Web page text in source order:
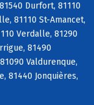
Durfort, 81110
81110 St-Amancet,
Verdalle, 81290
81490
Valdurenque,
81440 Jonquières,